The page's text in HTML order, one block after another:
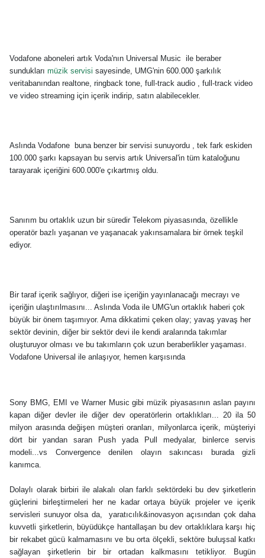
Vodafone aboneleri artık Voda'nın Universal Music ile beraber
sundukları müzik servisi sayesinde, UMG'nin 600.000 şarkılık
veritabanından realtone, ringback tone, full-track audio , full-track video
ve video streaming için içerik indirip, satın alabilecekler.
Aslında Vodafone buna benzer bir servisi sunuyordu , tek fark eskiden
100.000 şarkı kapsayan bu servis artık Universal'in tüm kataloğunu
tarayarak içeriğini 600.000'e çıkartmış oldu.
Sanırım bu ortaklık uzun bir süredir Telekom piyasasında, özellikle
operatör bazlı yaşanan ve yaşanacak yakınsamalara bir örnek teşkil
ediyor.
Bir taraf içerik sağlıyor, diğeri ise içeriğin yayınlanacağı mecrayı ve
içeriğin ulaştırılmasını... Aslında Voda ile UMG'un ortaklık haberi çok
büyük bir önem taşımıyor. Ama dikkatimi çeken olay; yavaş yavaş her
sektör devinin, diğer bir sektör devi ile kendi aralarında takımlar
oluşturuyor olması ve bu takımların çok uzun beraberlikler yaşaması.
Vodafone Universal ile anlaşıyor, hemen karşısında
Sony BMG, EMI ve Warner Music gibi müzik piyasasının aslan payını
kapan diğer devler ile diğer dev operatörlerin ortaklıkları... 20 ila 50
milyon arasında değişen müşteri oranları, milyonlarca içerik, müşteriyi
dört bir yandan saran Push yada Pull medyalar, binlerce servis
modeli...vs Convergence denilen olayın sakıncası burada gizli
kanımca.
Dolaylı olarak birbiri ile alakalı olan farklı sektördeki bu dev şirketlerin
güçlerini birleştirmeleri her ne kadar ortaya büyük projeler ve içerik
servisleri sunuyor olsa da, yaratıcılık&inovasyon açısından çok daha
kuvvetli şirketlerin, büyüdükçe hantallaşan bu dev ortaklıklara karşı hiç
bir rekabet gücü kalmamasını ve bu orta ölçekli, sektöre buluşsal katkı
sağlayan şirketlerin bir bir ortadan kalkmasını tetikliyor. Bugün